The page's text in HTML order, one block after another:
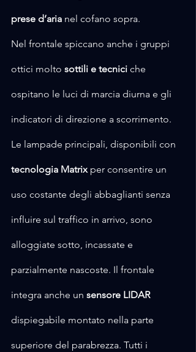
prese d’aria nel cofano sopra.
Nel frontale spiccano anche i gruppi
ottici molto sottili e tecnici che
ospitano le luci di marcia diurna e gli
indicatori di direzione a scorrimento.
Le lampade principali, disponibili con
tecnologia Matrix per consentire un
uso costante degli abbaglianti senza
influire sul traffico in arrivo, sono
alloggiate sotto, incassate e
parzialmente nascoste. Il frontale
integra anche un sensore LIDAR
dispiegabile montato nella parte
superiore del parabrezza. Tutti i